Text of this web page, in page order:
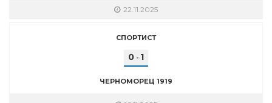
22.11.2025
СПОРТИСТ
0 - 1
ЧЕРНОМОРЕЦ 1919